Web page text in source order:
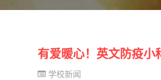
有爱暖心！英文防疫小
学校新闻